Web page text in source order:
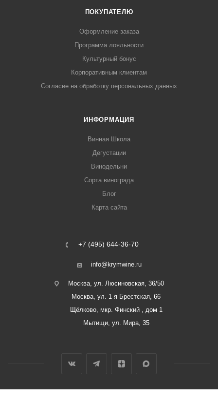
ПОКУПАТЕЛЮ
Оформление заказа
Программа лояльности
Культурный бонус
Корпоративным клиентам
Согласие на обработку персональных данных
ИНФОРМАЦИЯ
Винная Школа
Дегустации
Винодельни
Сорта винограда
Блог
Карта сайта
+7 (495) 644-36-70
info@krymwine.ru
Москва, ул. Люсиновская, 36/50
Москва, ул. 1-я Брестская, 66
Щёлково, мкр. Финский , дом 1
Мытищи, ул. Мира, 35